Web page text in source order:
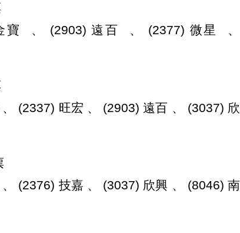
寶 、 (2903) 遠百 、 (2377) 微星 、
(2337) 旺宏 、 (2903) 遠百 、 (3037) 欣
(2376) 技嘉 、 (3037) 欣興 、 (8046) 南